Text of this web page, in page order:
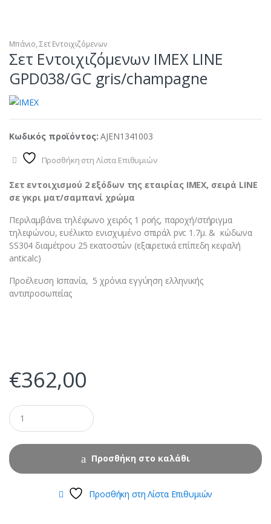
Μπάνιο, Σετ Εντοιχιζόμενων
Σετ Εντοιχιζόμενων IMEX LINE
GPD038/GC gris/champagne
Κωδικός προϊόντος:AJEN1341003
Προσθήκη στη Λίστα Επιθυμιών
Σετ εντοιχισμού 2 εξόδων της εταιρίας ΙΜΕΧ, σειρά LINE
σε γκρι ματ/σαμπανί χρώμα
Περιλαμβάνει τηλέφωνο χειρός 1 ροής, παροχή/στήριγμα
τηλεφώνου, ευέλικτο ενισχυμένο σπιράλ pvc 1.7μ. & κώδωνα
SS304 διαμέτρου 25 εκατοστών (εξαιρετικά επίπεδη κεφαλή
anticalc)
Προέλευση Ισπανία, 5 χρόνια εγγύηση ελληνικής
αντιπροσωπείας
€362,00
Προσθήκη στο καλάθι
Προσθήκη στη Λίστα Επιθυμιών